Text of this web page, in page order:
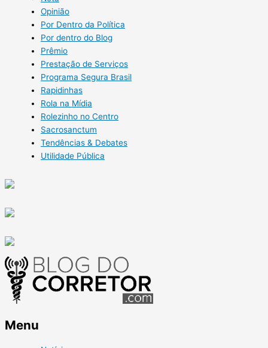
Opinião
Por Dentro da Política
Por dentro do Blog
Prêmio
Prestação de Serviços
Programa Segura Brasil
Rapidinhas
Rola na Mídia
Rolezinho no Centro
Sacrosanctum
Tendências & Debates
Utilidade Pública
Menu